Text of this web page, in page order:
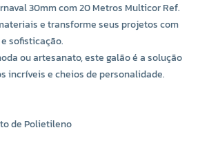
30mm com 20 Metros Multicor Ref.
e transforme seus projetos com
sofisticação.
ou artesanato, este galão é a solução
incríveis e cheios de personalidade.
de Polietileno